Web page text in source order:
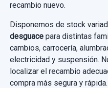
Sin IVA, gastos de envío no
Consultar por
60,00 €
Sin IVA, gastos de envío
Consultar por
AMORTIGUADOR
AMORTIGUADOR
usado.
FORD FIESTA (CCN)
recambio nuevo.
Disponemos de stock
desguace para distintas
cambios, carrocería,
electricidad y suspensión.
localizar el recambio
compra más segura y rápida.